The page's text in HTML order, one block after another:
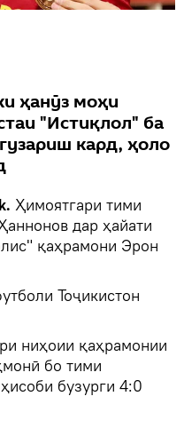
ҳанӯз моҳи
"Истиқлол" ба
кард, ҳоло
Ҳимоятгари тими
дар ҳайати
қаҳрамони Эрон
Тоҷикистон
ниҳоии қаҳрамонии
бо тими
бузурги 4:0